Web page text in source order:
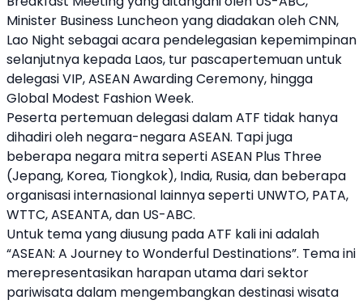
Minister Business Luncheon yang diadakan oleh CNN,
Lao Night sebagai acara pendelegasian kepemimpinan
selanjutnya kepada Laos, tur pascapertemuan untuk
delegasi VIP, ASEAN Awarding Ceremony, hingga
Global Modest Fashion Week.
Peserta pertemuan delegasi dalam ATF tidak hanya
dihadiri oleh negara-negara ASEAN. Tapi juga
beberapa negara mitra seperti ASEAN Plus Three
(Jepang, Korea, Tiongkok), India, Rusia, dan beberapa
organisasi internasional lainnya seperti UNWTO, PATA,
WTTC, ASEANTA, dan US-ABC.
Untuk tema yang diusung pada ATF kali ini adalah
“ASEAN: A Journey to Wonderful Destinations”. Tema ini
merepresentasikan harapan utama dari sektor
pariwisata dalam mengembangkan destinasi wisata